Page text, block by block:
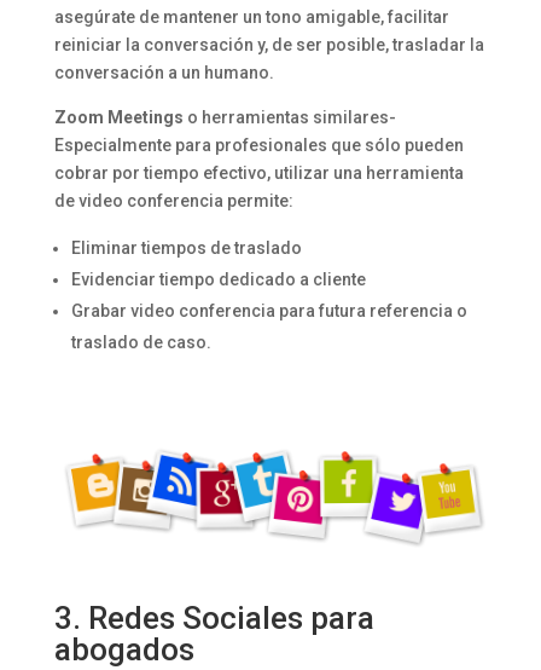
asegúrate de mantener un tono amigable, facilitar
reiniciar la conversación y, de ser posible, trasladar la
conversación a un humano.
Zoom Meetings o herramientas similares-
Especialmente para profesionales que sólo pueden
cobrar por tiempo efectivo, utilizar una herramienta
de video conferencia permite:
Eliminar tiempos de traslado
Evidenciar tiempo dedicado a cliente
Grabar video conferencia para futura referencia o
traslado de caso.
3. Redes Sociales para
abogados